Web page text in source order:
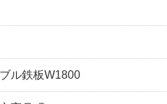
ル鉄板W1800